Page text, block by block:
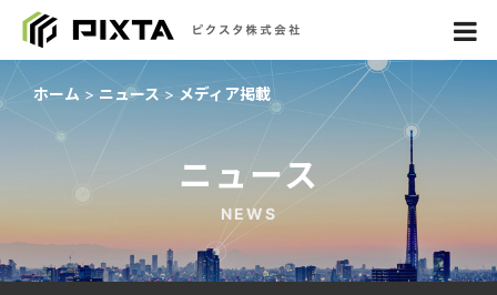
ホーム ニュース メディア掲載
ニュース
NEWS